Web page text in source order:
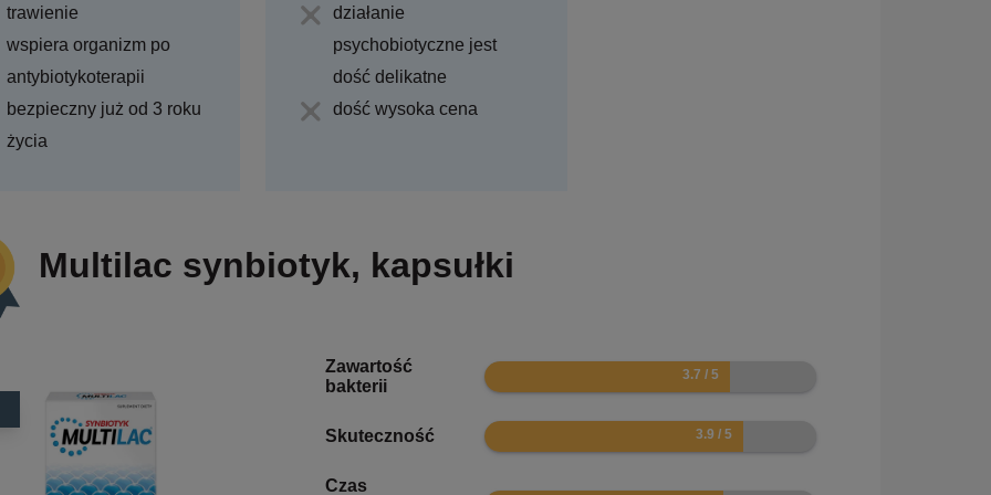
trawienie
wspiera organizm po
antybiotykoterapii
bezpieczny już od 3 roku
życia
działanie
psychobiotyczne jest
dość delikatne
dość wysoka cena
Multilac synbiotyk, kapsułki
Zawartość
bakterii
7.4
Skuteczność 7.8
Czas